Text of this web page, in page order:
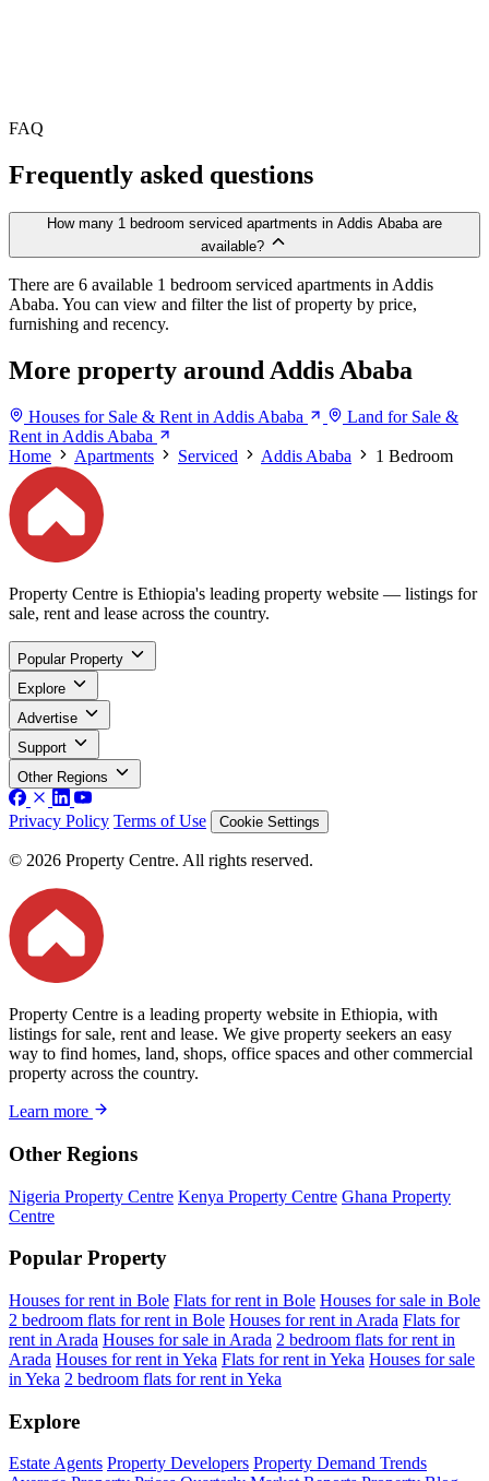
FAQ
Frequently asked questions
How many 1 bedroom serviced apartments in Addis Ababa are
available?
There are 6 available 1 bedroom serviced apartments in Addis
Ababa. You can view and filter the list of property by price,
furnishing and recency.
More property around Addis Ababa
Houses for Sale & Rent in Addis Ababa
Land for Sale &
Rent in Addis Ababa
Home
Apartments Serviced Addis Ababa 1 Bedroom
Property Centre is Ethiopia's leading property website — listings for
sale, rent and lease across the country.
Popular Property
Explore
Advertise
Support
Other Regions
Privacy Policy Terms of Use Cookie Settings
© 2026 Property Centre. All rights reserved.
Property Centre is a leading property website in Ethiopia, with
listings for sale, rent and lease. We give property seekers an easy
way to find homes, land, shops, office spaces and other commercial
property across the country.
Learn more
Other Regions
Nigeria Property Centre Kenya Property Centre Ghana Property
Centre
Popular Property
Houses for rent in Bole Flats for rent in Bole Houses for sale in Bole
2 bedroom flats for rent in Bole Houses for rent in Arada Flats for
rent in Arada Houses for sale in Arada 2 bedroom flats for rent in
Arada Houses for rent in Yeka Flats for rent in Yeka Houses for sale
in Yeka 2 bedroom flats for rent in Yeka
Explore
Estate Agents Property Developers Property Demand Trends